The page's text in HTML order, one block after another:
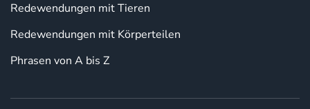
Redewendungen mit Tieren
Redewendungen mit Körperteilen
Phrasen von A bis Z